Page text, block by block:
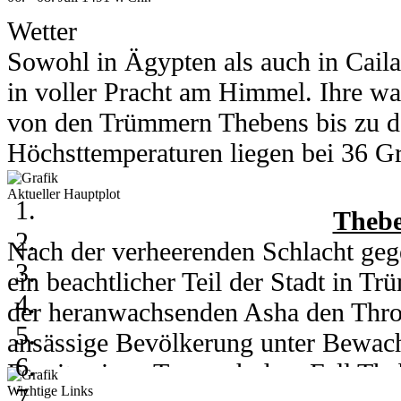
Was erwartet euch auf dieser
heraus! Und ein kleiner Tipp: Lasst
Wetter
Sowohl in Ägypten als auch in
in voller Pracht am Himmel. Ihre
von den Trümmern Thebens bis zu
Höchsttemperaturen liegen bei 36
Grad runter.
In Kou herrschen am 6. und 7. Juli
Grad. Am 8. des Monats kühlt ein
auf 28 Grad runter. Nachts erreicht
06. - 08. Juli 2003
Aktueller Hauptplot
Nach der verheerenden Schlacht
ein beachtlicher Teil der Stadt in
der heranwachsenden Asha den
ansässige Bevölkerung unter
Bereits einen Tag nach dem Fall
Wichtige Links